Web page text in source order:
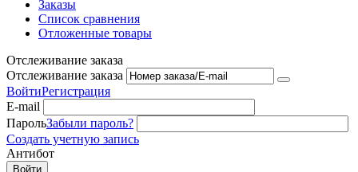
Заказы
Список сравнения
Отложенные товары
Отслеживание заказа
Отслеживание заказа
ВойтиРегистрация
E-mail
ПарольЗабыли пароль?
Создать учетную запись
Антибот
Войти